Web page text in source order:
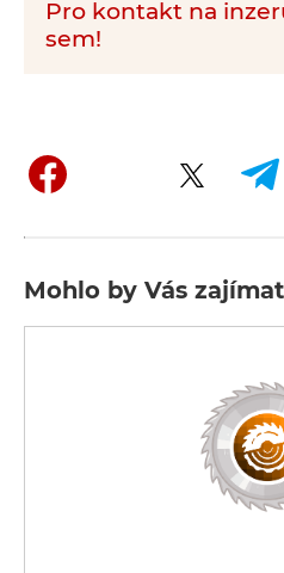
Pro kontakt na
sem!
Mohlo by Vás zajímat